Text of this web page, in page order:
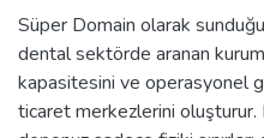
Süper Domain olarak
dental sektörde aranan
kapasitesini ve operasyonel
ticaret merkezlerini oluşturur.